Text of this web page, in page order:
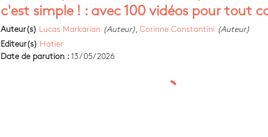
c'est simple ! : avec 100 vidéos pour tout
Auteur(s) Lucas Markarian (Auteur) Corinne Constantini (Auteur)
Editeur(s) Hatier
Date de parution : 13/05/2026